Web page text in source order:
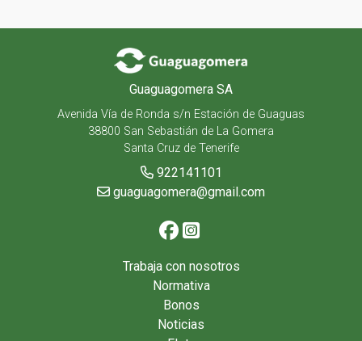
Guaguagomera SA
Avenida Vía de Ronda s/n Estación de Guaguas
38800 San Sebastián de La Gomera
Santa Cruz de Tenerife
922141101
guaguagomera@gmail.com
Trabaja con nosotros
Normativa
Bonos
Noticias